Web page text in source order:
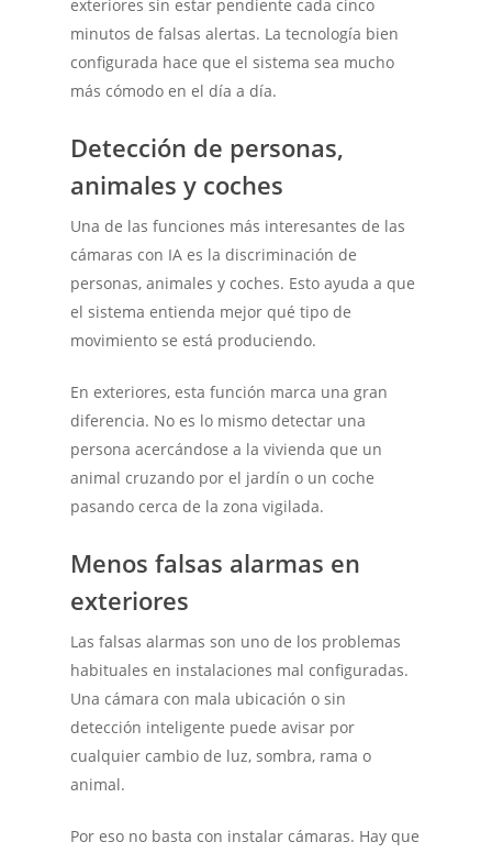
exteriores sin estar pendiente cada cinco
minutos de falsas alertas. La tecnología bien
configurada hace que el sistema sea mucho
más cómodo en el día a día.
Detección de personas,
animales y coches
Una de las funciones más interesantes de las
cámaras con IA es la discriminación de
personas, animales y coches. Esto ayuda a que
el sistema entienda mejor qué tipo de
movimiento se está produciendo.
En exteriores, esta función marca una gran
diferencia. No es lo mismo detectar una
persona acercándose a la vivienda que un
animal cruzando por el jardín o un coche
pasando cerca de la zona vigilada.
Menos falsas alarmas en
exteriores
Las falsas alarmas son uno de los problemas
habituales en instalaciones mal configuradas.
Una cámara con mala ubicación o sin
detección inteligente puede avisar por
cualquier cambio de luz, sombra, rama o
animal.
Por eso no basta con instalar cámaras. Hay que